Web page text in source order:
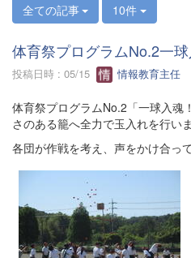
全ての記事 10件
体育祭プログラムNo.2一
投稿日時 : 05/15 情報教育主任
体育祭プログラムNo.2「一球入魂
さのある籠へ全力で玉入れを行いま
各団が作戦を考え、声をかけ合っ